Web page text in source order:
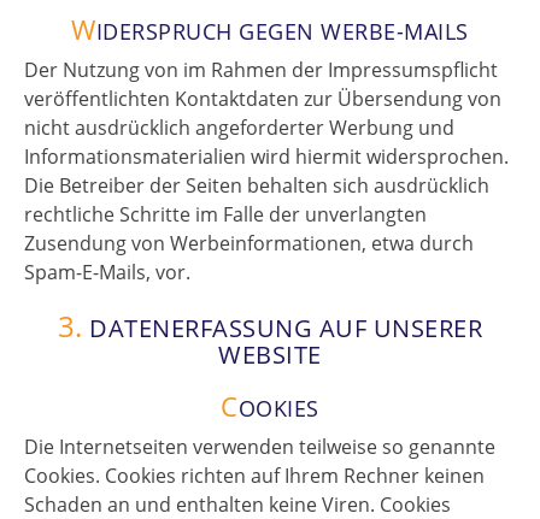
WIDERSPRUCH GEGEN WERBE-MAILS
Der Nutzung von im Rahmen der Impressumspflicht
veröffentlichten Kontaktdaten zur Übersendung von
nicht ausdrücklich angeforderter Werbung und
Informationsmaterialien wird hiermit widersprochen.
Die Betreiber der Seiten behalten sich ausdrücklich
rechtliche Schritte im Falle der unverlangten
Zusendung von Werbeinformationen, etwa durch
Spam-E-Mails, vor.
3. DATENERFASSUNG AUF UNSERER
WEBSITE
COOKIES
Die Internetseiten verwenden teilweise so genannte
Cookies. Cookies richten auf Ihrem Rechner keinen
Schaden an und enthalten keine Viren. Cookies